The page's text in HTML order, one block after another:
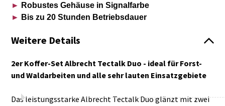
► Robustes Gehäuse in Signalfarbe
► Bis zu 20 Stunden Betriebsdauer
Weitere Details
2er Koffer-Set Albrecht Tectalk Duo - ideal für Forst-
und Waldarbeiten und alle sehr lauten Einsatzgebiete
Das leistungsstarke Albrecht Tectalk Duo glänzt mit zwei